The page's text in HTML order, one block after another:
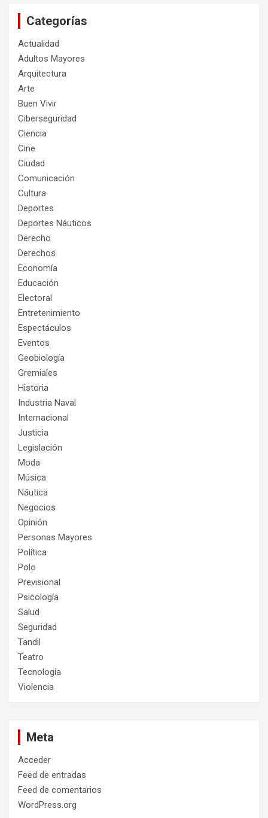
Categorías
Actualidad
Adultos Mayores
Arquitectura
Arte
Buen Vivir
Ciberseguridad
Ciencia
Cine
Ciudad
Comunicación
Cultura
Deportes
Deportes Náuticos
Derecho
Derechos
Economía
Educación
Electoral
Entretenimiento
Espectáculos
Eventos
Geobiología
Gremiales
Historia
Industria Naval
Internacional
Justicia
Legislación
Moda
Música
Náutica
Negocios
Opinión
Personas Mayores
Política
Polo
Previsional
Psicología
Salud
Seguridad
Tandil
Teatro
Tecnología
Violencia
Meta
Acceder
Feed de entradas
Feed de comentarios
WordPress.org